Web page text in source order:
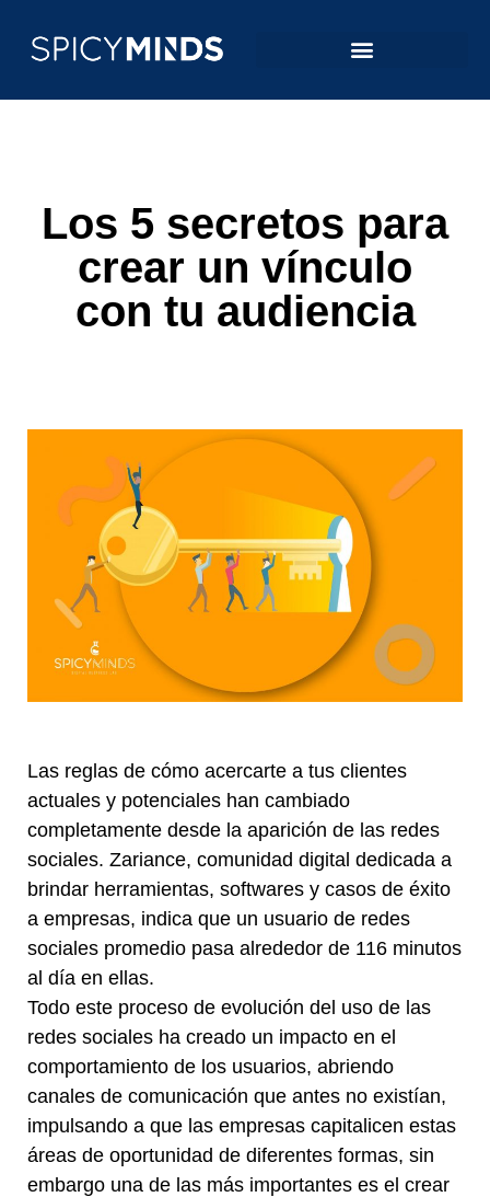
Los 5 secretos para
crear un vínculo
con tu audiencia
Las reglas de cómo acercarte a tus clientes
actuales y potenciales han cambiado
completamente desde la aparición de las redes
sociales. Zariance, comunidad digital dedicada a
brindar herramientas, softwares y casos de éxito
a empresas, indica que un usuario de redes
sociales promedio pasa alrededor de 116 minutos
al día en ellas.
Todo este proceso de evolución del uso de las
redes sociales ha creado un impacto en el
comportamiento de los usuarios, abriendo
canales de comunicación que antes no existían,
impulsando a que las empresas capitalicen estas
áreas de oportunidad de diferentes formas, sin
embargo una de las más importantes es el crear